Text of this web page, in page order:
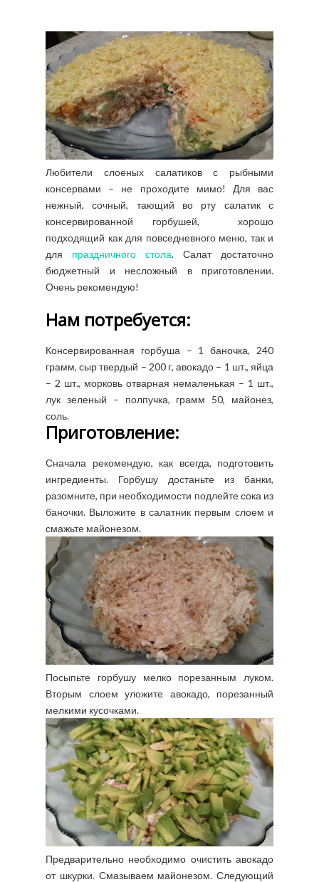
Любители слоеных салатиков с рыбными
консервами – не проходите мимо! Для вас
нежный, сочный, тающий во рту салатик с
консервированной горбушей, хорошо
подходящий как для повседневного меню, так и
для праздничного стола. Салат достаточно
бюджетный и несложный в приготовлении.
Очень рекомендую!
Нам потребуется:
Консервированная горбуша – 1 баночка, 240
грамм, сыр твердый – 200 г, авокадо – 1 шт., яйца
– 2 шт., морковь отварная немаленькая – 1 шт.,
лук зеленый – полпучка, грамм 50, майонез,
соль.
Приготовление:
Сначала рекомендую, как всегда, подготовить
ингредиенты. Горбушу достаньте из банки,
разомните, при необходимости подлейте сока из
баночки. Выложите в салатник первым слоем и
смажьте майонезом.
Посыпьте горбушу мелко порезанным луком.
Вторым слоем уложите авокадо, порезанный
мелкими кусочками.
Предварительно необходимо очистить авокадо
от шкурки. Смазываем майонезом. Следующий